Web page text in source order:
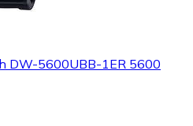
DW-5600UBB-1ER 5600